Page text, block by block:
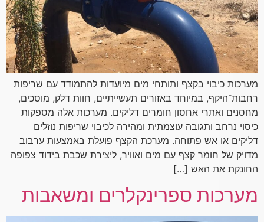
מערכות כיבוי בקצף ותותחי מים מיועדות להתמודד עם שריפות
רחבות־היקף, במיוחד באזורים תעשייתיים, חוות דלק, מוסכים,
מחסנים ואתרי אחסון חומרים דליקים. מערכות אלה מספקות
כיסוי נרחב ותגובה עוצמתית ומהירה לכיבוי שריפות נוזלים
דליקים או אש פתוחה. מערכת הקצף פועלת באמצעות ערבוב
מדויק של חומר קצף עם מים ואוויר, ליצירת שכבת בידוד צפופה
החונקת את האש […]
מערכות ספרינקלרים ומשאבות